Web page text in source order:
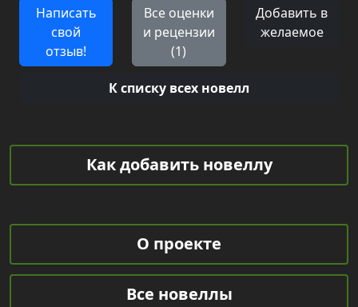
Написать
свой
отзыв!
Все оценки
и рецензии
(1)
Добавить в
желаемое
К списку всех новелл
Как добавить новеллу
О проекте
Все новеллы